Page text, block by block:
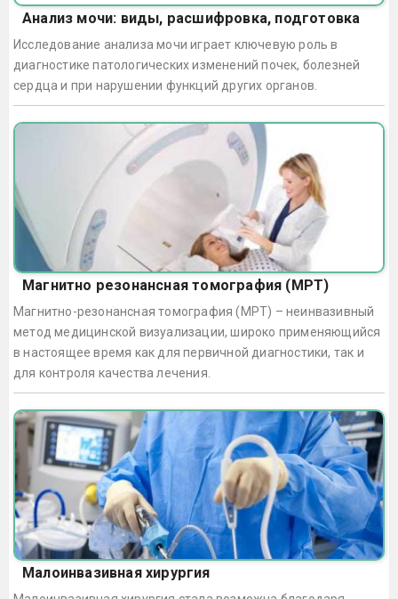
Анализ мочи: виды, расшифровка, подготовка
Исследование анализа мочи играет ключевую роль в
диагностике патологических изменений почек, болезней
сердца и при нарушении функций других органов.
Магнитно резонансная томография (МРТ)
Магнитно-резонансная томография (МРТ) – неинвазивный
метод медицинской визуализации, широко применяющийся
в настоящее время как для первичной диагностики, так и
для контроля качества лечения.
Малоинвазивная хирургия